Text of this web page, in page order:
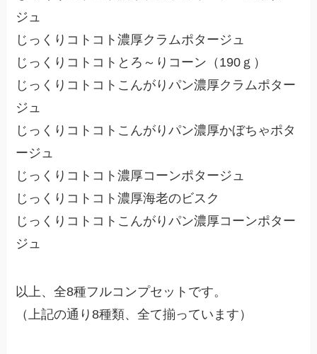
ジュ
じっくりコトコト濃厚クラムポタージュ
じっくりコトコトとろ～りコーン（190ｇ）
じっくりコトコトこんがりパン濃厚クラムポター
ジュ
じっくりコトコトこんがりパン濃厚かぼちゃポタ
ージュ
じっくりコトコト濃厚コーンポタージュ
じっくりコトコト濃厚海老のビスク
じっくりコトコトこんがりパン濃厚コーンポター
ジュ
以上、全8種フルコンプセットです。
（上記の通り8種類、全て揃っています）